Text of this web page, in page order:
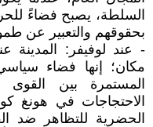
السلطة، يصبح فضاءً
بحقوقهم والتعبير عن
- عند لوفيفر:
مكان؛ إنها فضاء
المستمرة بين القوى
الاحتجاجات في هونغ
الحضرية للتظاهر ضد